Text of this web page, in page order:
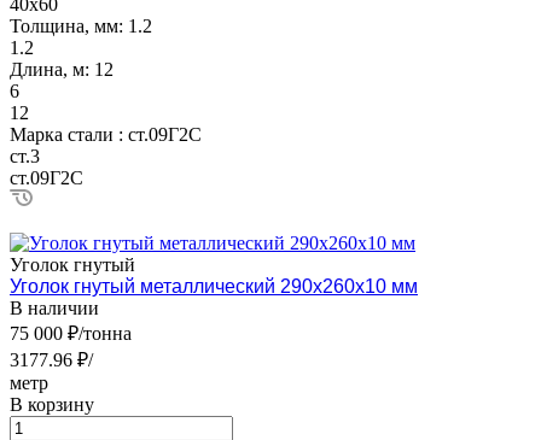
40х60
Толщина, мм: 1.2
1.2
Длина, м: 12
6
12
Марка стали : ст.09Г2С
ст.3
ст.09Г2С
Уголок гнутый
Уголок гнутый металлический 290х260х10 мм
В наличии
75 000 ₽/тонна
3177.96 ₽/
метр
В корзину